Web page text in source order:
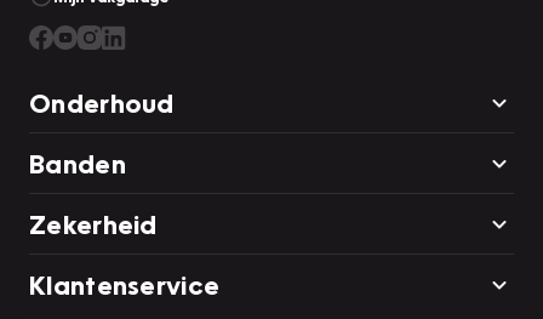
Onderhoud
Banden
Zekerheid
Klantenservice